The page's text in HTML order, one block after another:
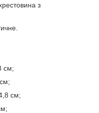
з
см;
см;